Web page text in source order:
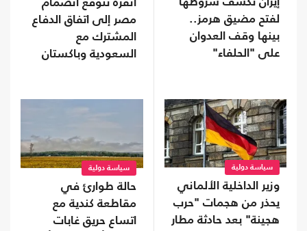
إيران تكشف شروطها
لفتح مضيق هرمز..
بينها وقف العدوان
على "الحلفاء"
أنقرة تتوقع انضمام
مصر إلى اتفاق الدفاع
المشترك مع
السعودية وباكستان
سياسة دولية
وزير الداخلية الألماني
يحذر من هجمات "حرب
هجينة" بعد حادثة مطار
سياسة دولية
حالة طوارئ في
مقاطعة كندية مع
اتساع حريق غابات